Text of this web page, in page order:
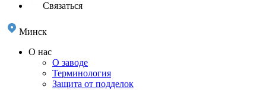
Связаться
Минск
О нас
О заводе
Терминология
Защита от подделок